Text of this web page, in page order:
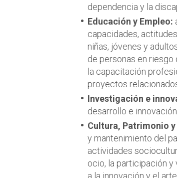
dependencia y la
Educación y Empleo:
capacidades,
niñas, jóvenes y
de personas en
la capacitación
proyectos
Investigación e
desarrollo e
Cultura, Patrimonio
y mantenimiento del
actividades
ocio, la participación
a la innovación y el arte.